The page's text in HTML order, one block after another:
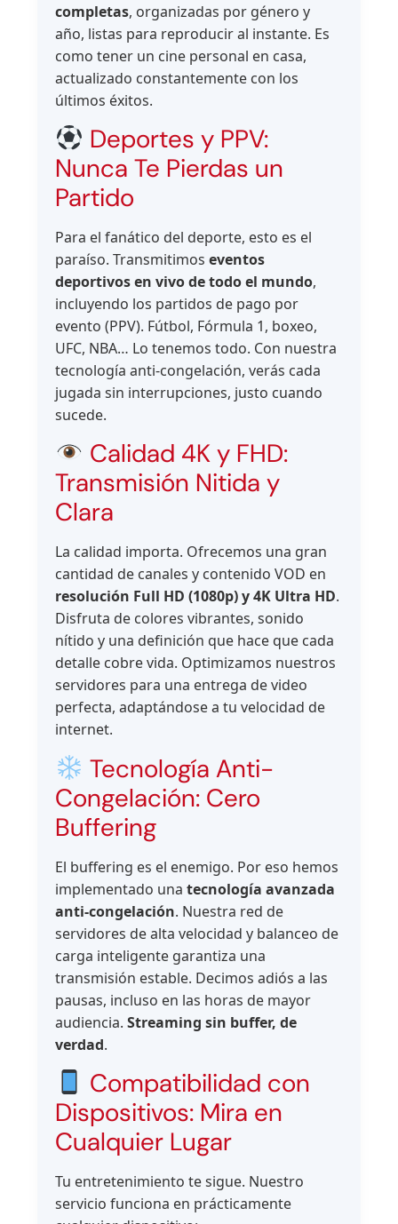
completas, organizadas por género y
año, listas para reproducir al instante. Es
como tener un cine personal en casa,
actualizado constantemente con los
últimos éxitos.
Deportes y PPV:
Nunca Te Pierdas un
Partido
Para el fanático del deporte, esto es el
paraíso. Transmitimoseventos
deportivos en vivo de todo el mundo,
incluyendo los partidos de pago por
evento (PPV). Fútbol, Fórmula 1, boxeo,
UFC, NBA… Lo tenemos todo. Con nuestra
tecnología anti-congelación, verás cada
jugada sin interrupciones, justo cuando
sucede.
Calidad 4K y FHD:
Transmisión Nitida y
Clara
La calidad importa. Ofrecemos una gran
cantidad de canales y contenido VOD en
resolución Full HD (1080p) y 4K Ultra HD.
Disfruta de colores vibrantes, sonido
nítido y una definición que hace que cada
detalle cobre vida. Optimizamos nuestros
servidores para una entrega de video
perfecta, adaptándose a tu velocidad de
internet.
Tecnología Anti-
Congelación: Cero
Buffering
El buffering es el enemigo. Por eso hemos
implementado unatecnología avanzada
anti-congelación. Nuestra red de
servidores de alta velocidad y balanceo de
carga inteligente garantiza una
transmisión estable. Decimos adiós a las
pausas, incluso en las horas de mayor
audiencia.Streaming sin buffer, de
verdad.
Compatibilidad con
Dispositivos: Mira en
Cualquier Lugar
Tu entretenimiento te sigue. Nuestro
servicio funciona en prácticamente